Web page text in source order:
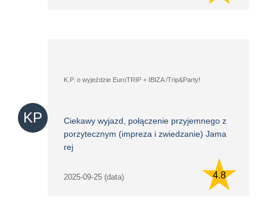
KP
K.P. o wyjeździe EuroTRIP + IBIZA /Trip&Party!
Ciekawy wyjazd, połączenie przyjemnego z
porzytecznym (impreza i zwiedzanie) Jama
rej
2025-09-25 (data) 4.8